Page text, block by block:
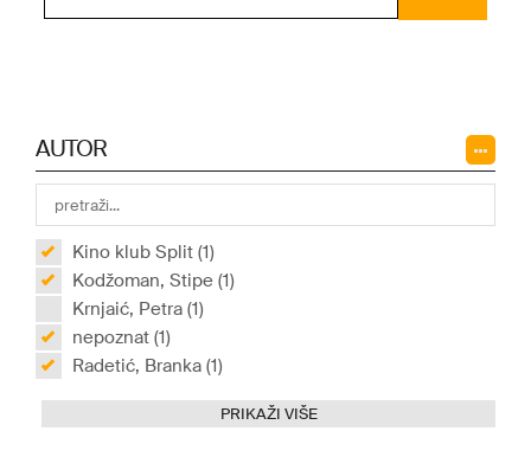
AUTOR
Kino klub Split (1)
Kodžoman, Stipe (1)
Krnjaić, Petra (1)
nepoznat (1)
Radetić, Branka (1)
PRIKAŽI VIŠE